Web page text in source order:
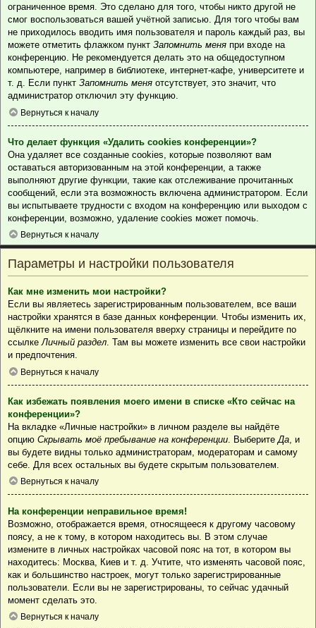
ограниченное время. Это сделано для того, чтобы никто другой не
смог воспользоваться вашей учётной записью. Для того чтобы вам
не приходилось вводить имя пользователя и пароль каждый раз, вы
можете отметить флажком пункт Запомнить меня при входе на
конференцию. Не рекомендуется делать это на общедоступном
компьютере, например в библиотеке, интернет-кафе, университете и
т. д. Если пункт Запомнить меня отсутствует, это значит, что
администратор отключил эту функцию.
Вернуться к началу
Что делает функция «Удалить cookies конференции»?
Она удаляет все созданные cookies, которые позволяют вам
оставаться авторизованным на этой конференции, а также
выполняют другие функции, такие как отслеживание прочитанных
сообщений, если эта возможность включена администратором. Если
вы испытываете трудности с входом на конференцию или выходом с
конференции, возможно, удаление cookies может помочь.
Вернуться к началу
Параметры и настройки пользователя
Как мне изменить мои настройки?
Если вы являетесь зарегистрированным пользователем, все ваши
настройки хранятся в базе данных конференции. Чтобы изменить их,
щёлкните на имени пользователя вверху страницы и перейдите по
ссылкеЛичный раздел. Там вы можете изменить все свои настройки
и предпочтения.
Вернуться к началу
Как избежать появления моего имени в списке «Кто сейчас на
конференции»?
На вкладке «Личные настройки» в личном разделе вы найдёте
опцию Скрывать моё пребывание на конференции . Выберите Да , и
вы будете видны только администраторам, модераторам и самому
себе. Для всех остальных вы будете скрытым пользователем.
Вернуться к началу
На конференции неправильное время!
Возможно, отображается время, относящееся к другому часовому
поясу, а не к тому, в котором находитесь вы. В этом случае
измените в личных настройках часовой пояс на тот, в котором вы
находитесь: Москва, Киев и т. д. Учтите, что изменять часовой пояс,
как и большинство настроек, могут только зарегистрированные
пользователи. Если вы не зарегистрированы, то сейчас удачный
момент сделать это.
Вернуться к началу